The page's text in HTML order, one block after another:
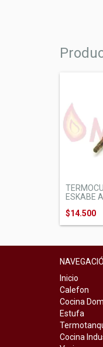
ESKABE
$14.500
Inicio
Calefon
Cocina
Estufa
Cocina